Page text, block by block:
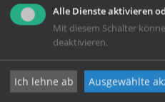
unserer Verletzbarkeit und
können wir Koalitionen
gegenseitig dominieren,
Hoffnung einer Welt, wo
nachsichtig einander
Alle Dienste aktivieren
Mit diesem Schalter
deaktivieren.
Ich lehne ab Ausgewählte